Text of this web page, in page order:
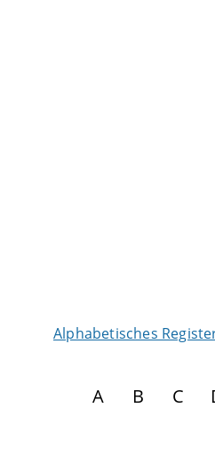
Alphabetisches
A B C